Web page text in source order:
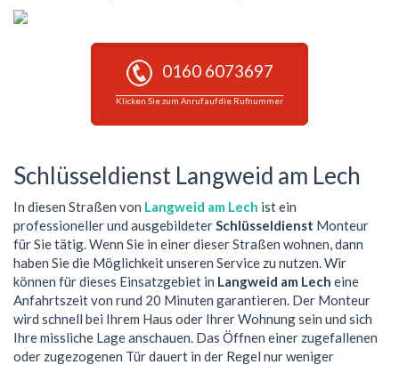
0160 6073697
Klicken Sie zum Anruf auf die Rufnummer
Schlüsseldienst Langweid am Lech
In diesen Straßen von Langweid am Lech ist ein
professioneller und ausgebildeterSchlüsseldienst Monteur
für Sie tätig. Wenn Sie in einer dieser Straßen wohnen, dann
haben Sie die Möglichkeit unseren Service zu nutzen. Wir
können für dieses Einsatzgebiet in Langweid am Lech eine
Anfahrtszeit von rund 20 Minuten garantieren. Der Monteur
wird schnell bei Ihrem Haus oder Ihrer Wohnung sein und sich
Ihre missliche Lage anschauen. Das Öffnen einer zugefallenen
oder zugezogenen Tür dauert in der Regel nur weniger